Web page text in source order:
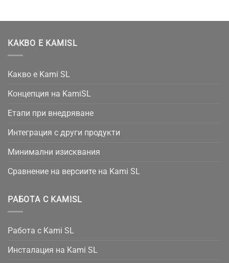
КАКВО Е KAMISL
Какво е Kami SL
Концепция на KamiSL
Етапи при внедряване
Интеграция с други продукти
Минимални изисквания
Сравнение на версиите на Kami SL
РАБОТА С KAMISL
Работа с Kami SL
Инсталация на Kami SL